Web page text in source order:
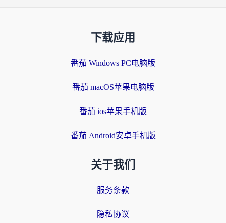
下载应用
番茄 Windows PC电脑版
番茄 macOS苹果电脑版
番茄 ios苹果手机版
番茄 Android安卓手机版
关于我们
服务条款
隐私协议